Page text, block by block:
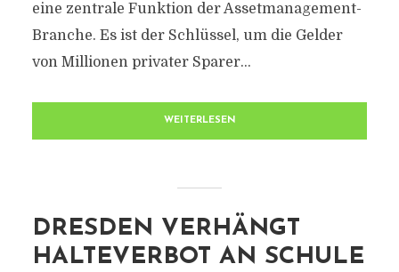
eine zentrale Funktion der Assetmanagement-
Branche. Es ist der Schlüssel, um die Gelder
von Millionen privater Sparer...
WEITERLESEN
DRESDEN VERHÄNGT
HALTEVERBOT AN SCHULE